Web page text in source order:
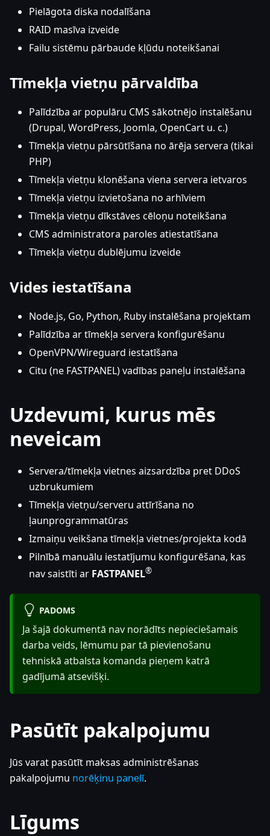
Pielāgota diska nodalīšana
RAID masīva izveide
Failu sistēmu pārbaude kļūdu noteikšanai
Tīmekļa vietņu pārvaldība
Palīdzība ar populāru CMS sākotnējo instalēšanu
(Drupal, WordPress, Joomla, OpenCart u. c.)
Tīmekļa vietņu pārsūtīšana no ārēja servera (tikai
PHP)
Tīmekļa vietņu klonēšana viena servera ietvaros
Tīmekļa vietņu izvietošana no arhīviem
Tīmekļa vietņu dīkstāves cēloņu noteikšana
CMS administratora paroles atiestatīšana
Tīmekļa vietņu dublējumu izveide
Vides iestatīšana
Node.js, Go, Python, Ruby instalēšana projektam
Palīdzība ar tīmekļa servera konfigurēšanu
OpenVPN/Wireguard iestatīšana
Citu (ne FASTPANEL) vadības paneļu instalēšana
Uzdevumi, kurus mēs
neveicam
Servera/tīmekļa vietnes aizsardzība pret DDoS
uzbrukumiem
Tīmekļa vietņu/serveru attīrīšana no
ļaunprogrammatūras
Izmaiņu veikšana tīmekļa vietnes/projekta kodā
Pilnībā manuālu iestatījumu konfigurēšana, kas
nav saistīti ar FASTPANEL®
PADOMS
Ja šajā dokumentā nav norādīts nepieciešamais
darba veids, lēmumu par tā pievienošanu
tehniskā atbalsta komanda pieņem katrā
gadījumā atsevišķi.
Pasūtīt pakalpojumu
Jūs varat pasūtīt maksas administrēšanas
pakalpojumu norēķinu panelī.
Līgums